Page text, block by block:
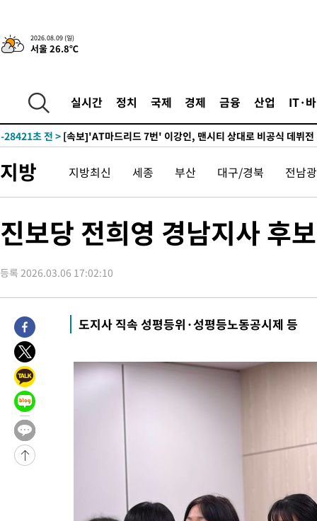
2026.08.09 (일)
서울 26.8℃
실시간 정치 국제 경제 금융 산업 IT·
-609초 전 > 이강인, 오늘 서울서 AT마드리드 입단식…'전례 없는 특급대우'
-31180초 전 >
'AT마드리드 7번' 이강인 데뷔전…맨시티에 1-3 역전패(종합)
-28919초 전 >
-28421초 전 > [속보]'AT마드리드 7번' 이강인, 맨시티 상대로 비공식 데뷔전
-23081초 전 >
이강인 ATM 입단식에 '상암벌 들썩'…"세계적인 선수 되길"
-22077초 전 >태풍 돌핀, 중 저장성 타이저우시 해안에 상륙 (1보)
-18053초 전 >[속보]與 강원·TK 당원투표 합산 김민석 48.54%로 승리…정
44.53%
-17227초 전 >[속보]與전대 권리당원투표…강원·경북 김민석, 대구 정청래
-17034초 전 >[속보]與 당대표 경선, 경북 권리당원 투표 김민석 47.37%·정
-16936초 전 >
[속보]與 당대표 경선, 대구 권리당원 투표 정청래 47.82%·김
46.35%
-16733초 전 >
[속보]與 당대표 경선, 강원 권리당원 투표 김민석 승리
득표
-14651초 전 >
-7293초 전 >
[속보]장은수, KLPGA 제주삼다수 역전 우승…데뷔 10년 차에
-2658초 전 >
"얼마나 더웠으면"…안동 물길공원서 헤엄친 구렁이 '소동'
-2585초 전 >
손흥민, 68분 뛰고 2경기 침묵…LAFC, 톨루카에 1-0 승리(종합)
-1857초 전 >
'2경기 연속 침묵' 손흥민, 톨루카전 68분만 뛰고 슈팅 0개
-609초 전 >
이강인, 오늘 서울서 AT마드리드 입단식…'전례 없는 특급대우'
이강인, 5만 관중 앞 ATM 데뷔…뜨거운 응원 속 새출발(종합)
'AT마드리드 7번' 이강인 데뷔전…맨시티에 1-3 역전패(종합)
'AT마드리드 7번' 이강인, 맨시티 상대로 비공식 데뷔전
지방 지방최신 세종 부산 대구/경북 전남
진보당 전희영 경남지사 후
등록 2026.03.06 17:02:10
도지사 직속 성평등위·성평등노동공시제 등